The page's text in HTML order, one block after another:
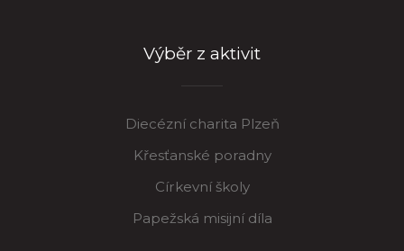
Výběr z aktivit
Diecézní charita Plzeň
Křesťanské poradny
Církevní školy
Papežská misijní díla